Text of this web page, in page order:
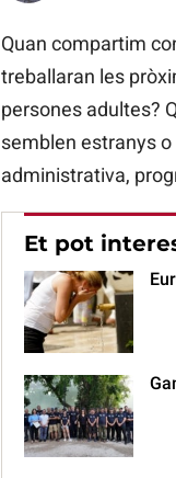
Quan compartim
treballaran les
persones adultes?
semblen estranys
administrativa,
Et pot